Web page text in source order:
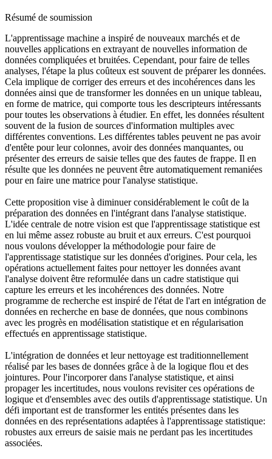
Résumé de soumission
L'apprentissage machine a inspiré de nouveaux marchés et de
nouvelles applications en extrayant de nouvelles information de
données compliquées et bruitées. Cependant, pour faire de telles
analyses, l'étape la plus coûteux est souvent de préparer les données.
Cela implique de corriger des erreurs et des incohérences dans les
données ainsi que de transformer les données en un unique tableau,
en forme de matrice, qui comporte tous les descripteurs intéressants
pour toutes les observations à étudier. En effet, les données résultent
souvent de la fusion de sources d'information multiples avec
différentes conventions. Les différentes tables peuvent ne pas avoir
d'entête pour leur colonnes, avoir des données manquantes, ou
présenter des erreurs de saisie telles que des fautes de frappe. Il en
résulte que les données ne peuvent être automatiquement remaniées
pour en faire une matrice pour l'analyse statistique.
Cette proposition vise à diminuer considérablement le coût de la
préparation des données en l'intégrant dans l'analyse statistique.
L'idée centrale de notre vision est que l'apprentissage statistique est
en lui même assez robuste au bruit et aux erreurs. C'est pourquoi
nous voulons développer la méthodologie pour faire de
l'apprentissage statistique sur les données d'origines. Pour cela, les
opérations actuellement faites pour nettoyer les données avant
l'analyse doivent être reformulée dans un cadre statistique qui
capture les erreurs et les incohérences des données. Notre
programme de recherche est inspiré de l'état de l'art en intégration de
données en recherche en base de données, que nous combinons
avec les progrès en modélisation statistique et en régularisation
effectués en apprentissage statistique.
L'intégration de données et leur nettoyage est traditionnellement
réalisé par les bases de données grâce à de la logique flou et des
jointures. Pour l'incorporer dans l'analyse statistique, et ainsi
propager les incertitudes, nous voulons revisiter ces opérations de
logique et d'ensembles avec des outils d'apprentissage statistique. Un
défi important est de transformer les entités présentes dans les
données en des représentations adaptées à l'apprentissage statistique:
robustes aux erreurs de saisie mais ne perdant pas les incertitudes
associées.